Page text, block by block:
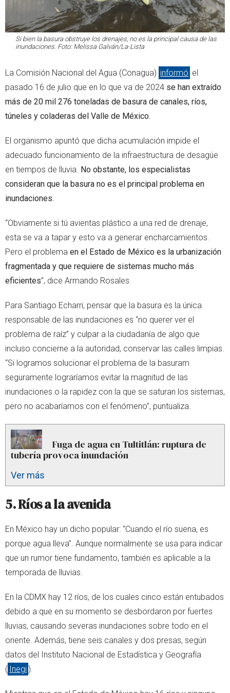
Si bien la basura obstruye los drenajes, no es la principal causa de las
inundaciones. Foto: Melissa Galván/La-Lista
La Comisión Nacional del Agua (Conagua) informó el
pasado 16 de julio que en lo que va de 2024 se han extraído
más de 20 mil 276 toneladas de basura de canales, ríos,
túneles y coladeras del Valle de México.
El organismo apuntó que dicha acumulación impide el
adecuado funcionamiento de la infraestructura de desagüe
en tiempos de lluvia. No obstante, los especialistas
consideran que la basura no es el principal problema en
inundaciones.
“Obviamente si tú avientas plástico a una red de drenaje,
esta se va a tapar y esto va a generar encharcamientos.
Pero el problema en el Estado de México es la urbanización
fragmentada y que requiere de sistemas mucho más
eficientes”, dice Armando Rosales.
Para Santiago Echarri, pensar que la basura es la única
responsable de las inundaciones es “no querer ver el
problema de raíz” y culpar a la ciudadanía de algo que
incluso concierne a la autoridad, conservar las calles limpias.
“Si logramos solucionar el problema de la basuram
seguramente lograríamos evitar la magnitud de las
inundaciones o la rapidez con la que se saturan los sistemas,
pero no acabaríamos con el fenómeno”, puntualiza.
Fuga de agua en Tultitlán: ruptura de
tubería provoca inundación
Ver más
5. Ríos a la avenida
En México hay un dicho popular: “Cuando el río suena, es
porque agua lleva”. Aunque normalmente se usa para indicar
que un rumor tiene fundamento, también es aplicable a la
temporada de lluvias.
En la CDMX hay 12 ríos, de los cuales cinco están entubados
debido a que en su momento se desbordaron por fuertes
lluvias, causando severas inundaciones sobre todo en el
oriente. Además, tiene seis canales y dos presas, según
datos del Instituto Nacional de Estadística y Geografía
( Inegi).